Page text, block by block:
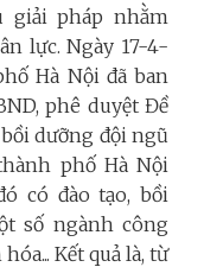
giải pháp nhằm
lực. Ngày 17-4-
Hà Nội đã ban
phê duyệt Đề
dưỡng đội ngũ
phố Hà Nội
có đào tạo, bồi
số ngành công
Kết quả là, từ